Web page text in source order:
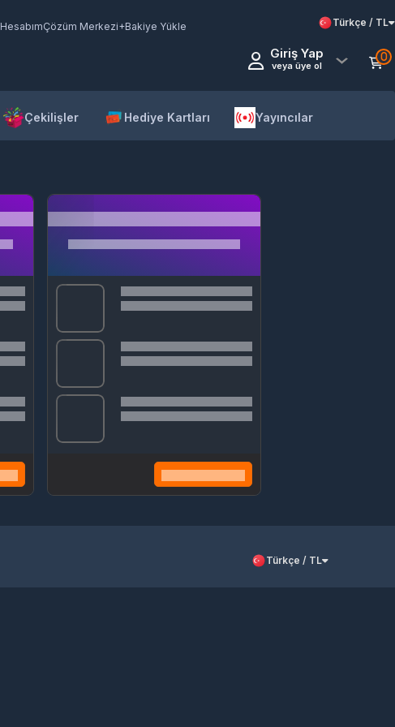
HesabımÇözüm Merkezi+Bakiye Yükle Türkçe / TL
Giriş Yap
veya üye ol
0
Çekilişler Hediye Kartları Yayıncılar
Türkçe / TL